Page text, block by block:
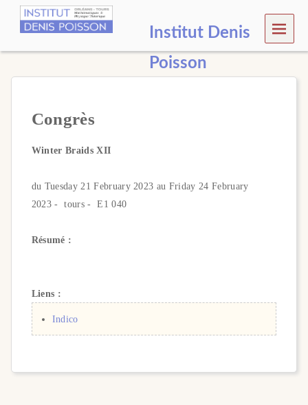
Institut Denis
Poisson
MEN
U
Congrès
Winter Braids XII
du Tuesday 21 February 2023 au Friday 24 February
2023 - tours - E1 040
Résumé :
Liens :
Indico